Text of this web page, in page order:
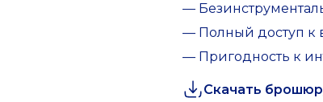
—
— Полный доступ к
— Пригодность к
Скачать